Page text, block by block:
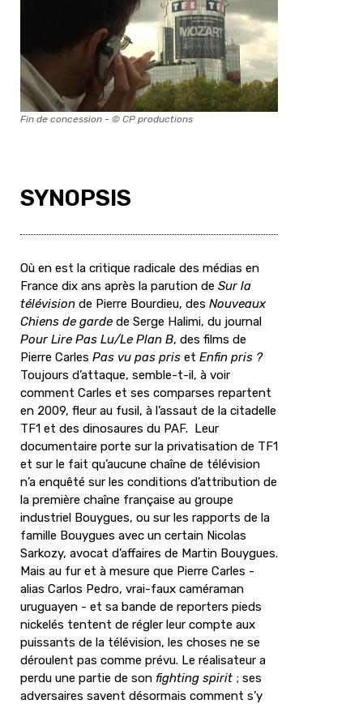
Fin de concession - © CP productions
SYNOPSIS
Où en est la critique radicale des médias en
France dix ans après la parution de Sur la
télévision de Pierre Bourdieu, des Nouveaux
Chiens de garde de Serge Halimi, du journal
Pour Lire Pas Lu/Le Plan B, des films de
Pierre Carles Pas vu pas pris et Enfin pris ?
Toujours d’attaque, semble-t-il, à voir
comment Carles et ses comparses repartent
en 2009, fleur au fusil, à l’assaut de la citadelle
TF1 et des dinosaures du PAF. Leur
documentaire porte sur la privatisation de TF1
et sur le fait qu’aucune chaîne de télévision
n’a enquêté sur les conditions d’attribution de
la première chaîne française au groupe
industriel Bouygues, ou sur les rapports de la
famille Bouygues avec un certain Nicolas
Sarkozy, avocat d’affaires de Martin Bouygues.
Mais au fur et à mesure que Pierre Carles -
alias Carlos Pedro, vrai-faux caméraman
uruguayen - et sa bande de reporters pieds
nickelés tentent de régler leur compte aux
puissants de la télévision, les choses ne se
déroulent pas comme prévu. Le réalisateur a
perdu une partie de son fighting spirit ; ses
adversaires savent désormais comment s’y